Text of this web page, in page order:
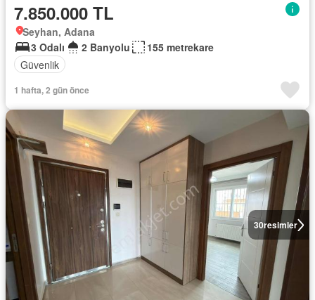
7.850.000 TL
Seyhan, Adana
3 Odalı
2 Banyolu
155 metrekare
Güvenlik
1 hafta, 2 gün önce
30resimler